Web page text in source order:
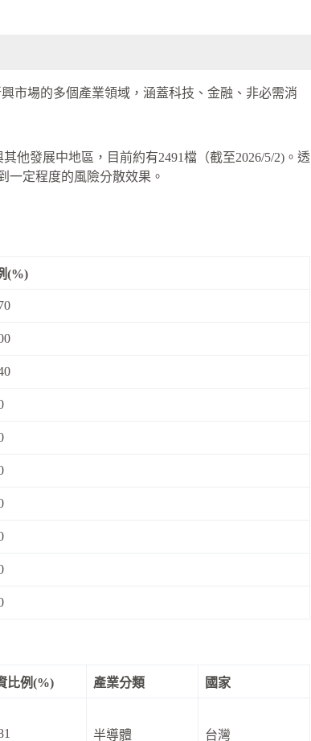
市場的多個產業領域，涵蓋科技、金融、非必需消
他發展中地區，目前約有2491檔（截至2026/5/2)。透
一定程度的風險分散效果。
(%)
比例(%) 產業分類 國家
半導體 台灣